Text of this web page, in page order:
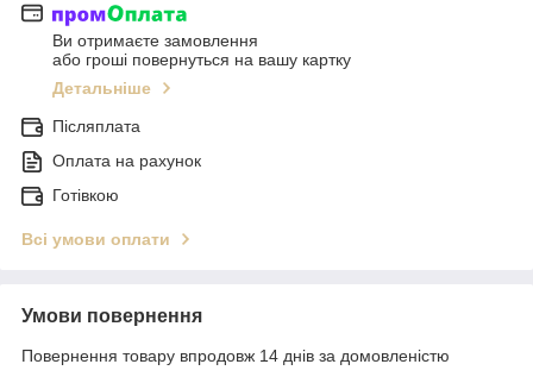
Ви отримаєте замовлення
або гроші повернуться на вашу картку
Детальніше
Післяплата
Оплата на рахунок
Готівкою
Всі умови оплати
Умови повернення
Повернення товару впродовж 14 днів за домовленістю